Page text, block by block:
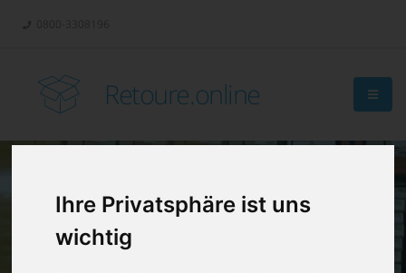
Ihre Privatsphäre ist uns
wichtig
Retoure.online
Retouren-